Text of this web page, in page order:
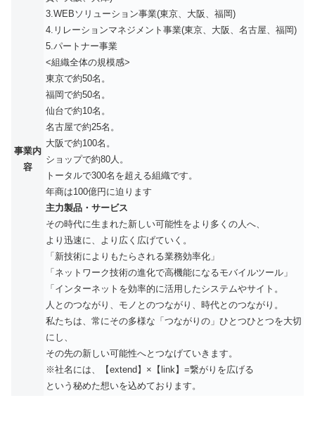
事業内
容
3.WEBソリューション事業(東京、大阪、福岡)
4.リレーションマネジメント事業(東京、大阪、名古屋、福岡)
5.パートナー事業
<組織全体の規模感>
東京で約50名。
福岡で約50名。
仙台で約10名。
名古屋で約25名。
大阪で約100名。
ショップで約80人。
トータルで300名を超える組織です。
年商は100億円に迫ります
主力製品・サービス
その時代に生まれた新しい可能性をより多くの人へ、
より迅速に、より広く広げていく。
「新技術によりもたらされる業務効率化」
「ネットワーク技術の進化で高機能になるモバイルツール」
「インターネットを効率的に活用したシステムやサイト。
人とのつながり、モノとのつながり、時代とのつながり。
私たちは、常にその多様な「つながりの」ひとつひとつを大切
にし、
その先の新しい可能性へとつなげていきます。
※社名には、【extend】×【link】=繋がりを広げる
という秘めた想いを込めております。